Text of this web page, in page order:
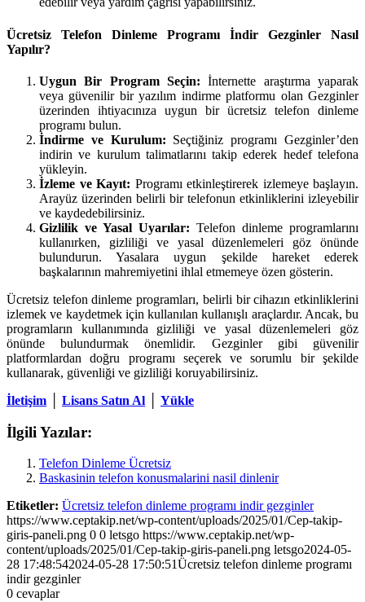
Ücretsiz Telefon Dinleme Programı İndir Gezginler Nasıl
Yapılır?
Uygun Bir Program Seçin: İnternette araştırma yaparak
veya güvenilir bir yazılım indirme platformu olan Gezginler
üzerinden ihtiyacınıza uygun bir ücretsiz telefon dinleme
programı bulun.
İndirme ve Kurulum: Seçtiğiniz programı Gezginler’den
indirin ve kurulum talimatlarını takip ederek hedef telefona
yükleyin.
İzleme ve Kayıt: Programı etkinleştirerek izlemeye başlayın.
Arayüz üzerinden belirli bir telefonun etkinliklerini izleyebilir
ve kaydedebilirsiniz.
Gizlilik ve Yasal Uyarılar: Telefon dinleme programlarını
kullanırken, gizliliği ve yasal düzenlemeleri göz önünde
bulundurun. Yasalara uygun şekilde hareket ederek
başkalarının mahremiyetini ihlal etmemeye özen gösterin.
Ücretsiz telefon dinleme programları, belirli bir cihazın etkinliklerini
izlemek ve kaydetmek için kullanılan kullanışlı araçlardır. Ancak, bu
programların kullanımında gizliliği ve yasal düzenlemeleri göz
önünde bulundurmak önemlidir. Gezginler gibi güvenilir
platformlardan doğru programı seçerek ve sorumlu bir şekilde
kullanarak, güvenliği ve gizliliği koruyabilirsiniz.
İletişim
Lisans Satın Al Yükle
İlgili Yazılar:
Telefon Dinleme Ücretsiz
Baskasinin telefon konusmalarini nasil dinlenir
Etiketler: Ücretsiz telefon dinleme programı indir gezginler
https://www.ceptakip.net/wp-content/uploads/2025/01/Cep-takip-
giris-paneli.png 0 0 letsgo https://www.ceptakip.net/wp-
content/uploads/2025/01/Cep-takip-giris-paneli.png letsgo2024-05-
28 17:48:542024-05-28 17:50:51Ücretsiz telefon dinleme programı
indir gezginler
0 cevaplar